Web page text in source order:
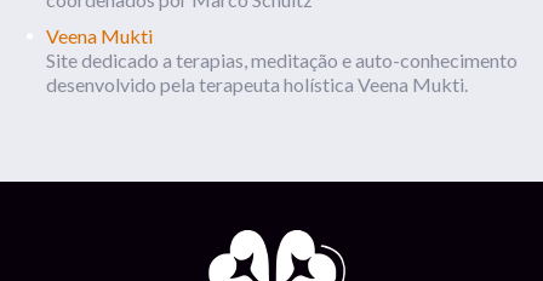
Veena Mukti
Site dedicado a terapias, meditação e auto-conhecimento
desenvolvido pela terapeuta holística Veena Mukti.